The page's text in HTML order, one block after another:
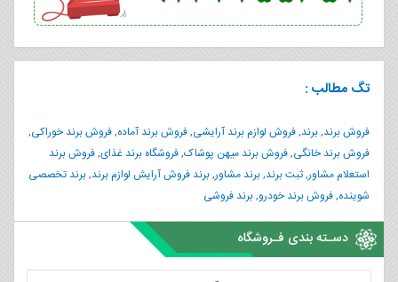
تگ مطالب :
فروش برند,برند,فروش لوازم برند آرایشی,فروش برند آماده,فروش برند خوراکی,
فروش برند خانگی,فروش برند میهن پوشاک,فروشگاه برند غذای,فروش برند
استعلام مشاور,ثبت برند,برند مشاور,برند فروش آرایش لوازم برند,برند تخصصی
شوینده,فروش برند خودرو,برند فروشی
دسـته بندی فـروشگاه